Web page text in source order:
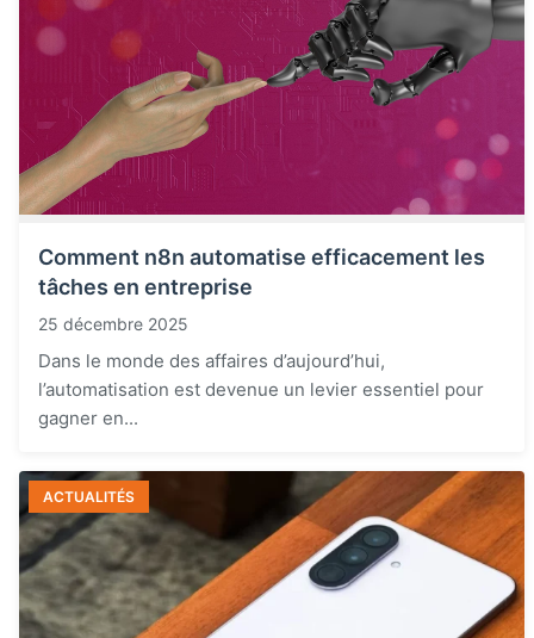
Comment n8n automatise efficacement les
tâches en entreprise
25 décembre 2025
Dans le monde des affaires d’aujourd’hui,
l’automatisation est devenue un levier essentiel pour
gagner en...
ACTUALITÉS